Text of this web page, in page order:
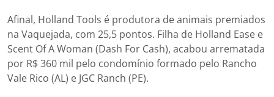
Afinal, Holland Tools é produtora de animais premiados
na Vaquejada, com 25,5 pontos. Filha de Holland Ease e
Scent Of A Woman (Dash For Cash), acabou arrematada
por R$ 360 mil pelo condomínio formado pelo Rancho
Vale Rico (AL) e JGC Ranch (PE).